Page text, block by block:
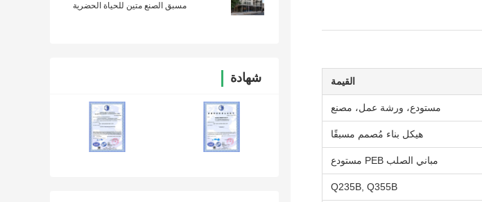
مسبق الصنع متين للحياة الحضرية
شهادة القيمة
مستودع، ورشة عمل، مصنع
هيكل بناء مُصمم مسبقًا
مباني الصلب PEB مستودع
Q235B, Q355B